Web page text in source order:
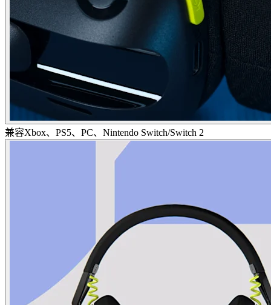
兼容Xbox、PS5、PC、Nintendo Switch/Switch 2